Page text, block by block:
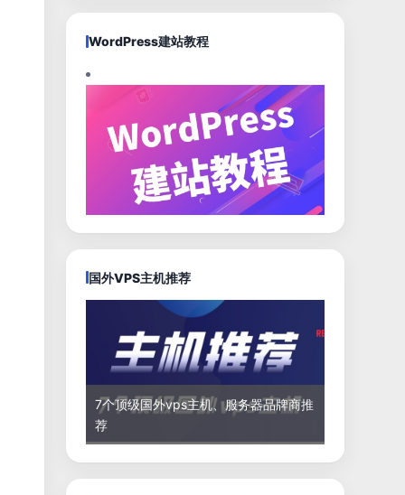
WordPress建站教程
国外VPS主机推荐
7个顶级国外vps主机、服务器品牌商推
荐